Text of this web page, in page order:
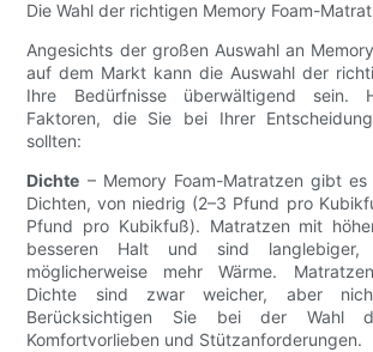
Die Wahl der richtigen Memory Foam-
Angesichts der großen Auswahl an
auf dem Markt kann die Auswahl der
Ihre Bedürfnisse überwältigend sein.
Faktoren, die Sie bei Ihrer
sollten:
Dichte – Memory Foam-Matratzen gibt
Dichten, von niedrig (2–3 Pfund pro
Pfund pro Kubikfuß). Matratzen mit
besseren Halt und sind langlebiger,
möglicherweise mehr Wärme.
Dichte sind zwar weicher, aber
Berücksichtigen Sie bei der Wahl
Komfortvorlieben und Stützanforderungen.